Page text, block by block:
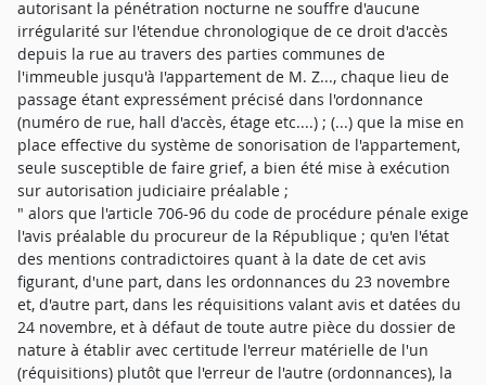
autorisant la pénétration nocturne ne souffre d'aucune
irrégularité sur l'étendue chronologique de ce droit d'accès
depuis la rue au travers des parties communes de
l'immeuble jusqu'à I'appartement de M. Z..., chaque lieu de
passage étant expressément précisé dans l'ordonnance
(numéro de rue, hall d'accès, étage etc....) ; (...) que la mise en
place effective du système de sonorisation de l'appartement,
seule susceptible de faire grief, a bien été mise à exécution
sur autorisation judiciaire préalable ;
" alors que l'article 706-96 du code de procédure pénale exige
l'avis préalable du procureur de la République ; qu'en l'état
des mentions contradictoires quant à la date de cet avis
figurant, d'une part, dans les ordonnances du 23 novembre
et, d'autre part, dans les réquisitions valant avis et datées du
24 novembre, et à défaut de toute autre pièce du dossier de
nature à établir avec certitude l'erreur matérielle de l'un
(réquisitions) plutôt que l'erreur de l'autre (ordonnances), la